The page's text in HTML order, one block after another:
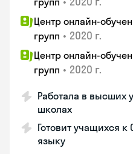
Центр онлайн-
групп • 2020 г.
Центр онлайн-
групп • 2020 г.
Работала в высших
школах
Готовит учащихся к
языку